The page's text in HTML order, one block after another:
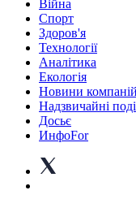
Війна
Спорт
Здоров'я
Технології
Аналітика
Екологія
Новини компаній
Надзвичайні
Досьє
ИнфоFor